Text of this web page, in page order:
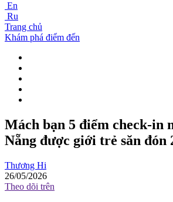
En
Ru
Trang chủ
Khám phá điểm đến
Mách bạn 5 điểm check-in
Nẵng được giới trẻ săn đón
Thương Hi
26/05/2026
Theo dõi trên